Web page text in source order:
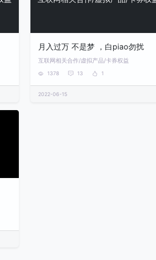
月入过万 不是梦 ，白piao勿扰
互联网相关合作/虚拟产品/卡券权益
1378 13 1
2022-06-15